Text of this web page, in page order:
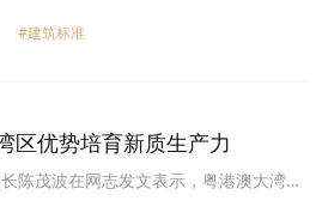
内地城市的粤车使用。粤港双方将持续
况，目标在2027年第一季或之前推广至
设标准化协同工作机制，统筹和引领制
#建筑标准
区优势培育新质生产力
陈茂波在网志发文表示，粤港澳大湾区